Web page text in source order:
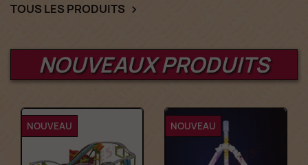
TOUS LES PRODUITS 
NOUVEAUX PRODUITS
NOUVEAU NOUVEAU